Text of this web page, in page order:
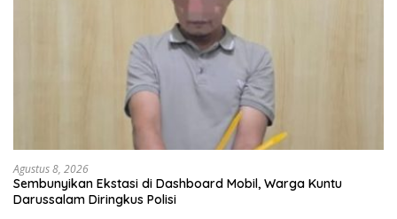
Agustus 8, 2026
Sembunyikan Ekstasi di Dashboard Mobil, Warga Kuntu
Darussalam Diringkus Polisi